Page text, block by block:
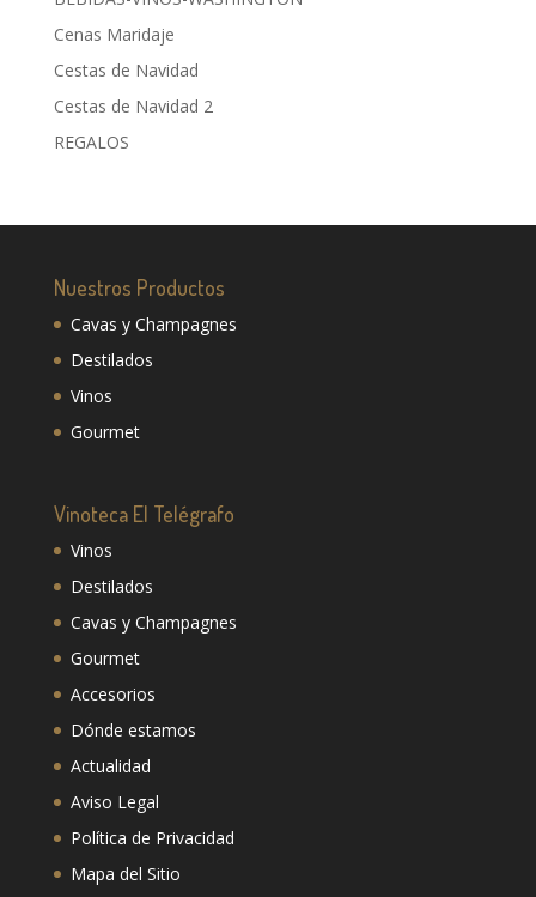
Cenas Maridaje
Cestas de Navidad
Cestas de Navidad 2
REGALOS
Nuestros Productos
Cavas y Champagnes
Destilados
Vinos
Gourmet
Vinoteca El Telégrafo
Vinos
Destilados
Cavas y Champagnes
Gourmet
Accesorios
Dónde estamos
Actualidad
Aviso Legal
Política de Privacidad
Mapa del Sitio